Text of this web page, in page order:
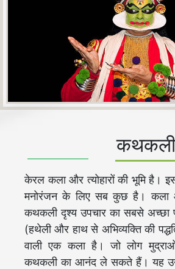
कथकली
केरल कला और त्योहारों की भूमि है।
मनोरंजन के लिए सब कुछ है। कला
कथकली दृश्य उपचार का सबसे अच्छा
(हथेली और हाथ से अभिव्यक्ति की
वाली एक कला है। जो लोग
कथकली का आनंद ले सकते हैं। यह उन